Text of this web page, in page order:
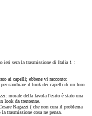
ieri sera la trasmissione di Italia 1 :
ai capelli; ebbene vi racconto:
cambiare il look dei capelli di un loro
morale della favola l'esito è stato una
look da trentenne.
Ragazzi ( che non cura il problema
trasmissione cosa ne pensa.